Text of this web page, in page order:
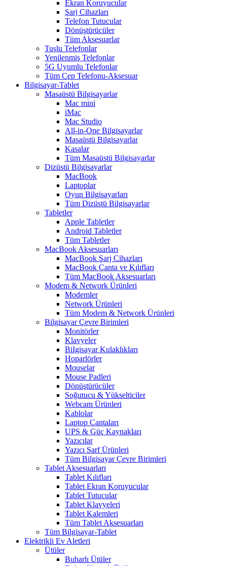
Ekran Koruyucular
Şarj Cihazları
Telefon Tutucular
Dönüştürücüler
Tüm Aksesuarlar
Tuşlu Telefonlar
Yenilenmiş Telefonlar
5G Uyumlu Telefonlar
Tüm Cep Telefonu-Aksesuar
Bilgisayar-Tablet
Masaüstü Bilgisayarlar
Mac mini
iMac
Mac Studio
All-in-One Bilgisayarlar
Masaüstü Bilgisayarlar
Kasalar
Tüm Masaüstü Bilgisayarlar
Dizüstü Bilgisayarlar
MacBook
Laptoplar
Oyun Bilgisayarları
Tüm Dizüstü Bilgisayarlar
Tabletler
Apple Tabletler
Android Tabletler
Tüm Tabletler
MacBook Aksesuarları
MacBook Şarj Cihazları
MacBook Çanta ve Kılıfları
Tüm MacBook Aksesuarları
Modem & Network Ürünleri
Modemler
Network Ürünleri
Tüm Modem & Network Ürünleri
Bilgisayar Çevre Birimleri
Monitörler
Klavyeler
BiIgisayar Kulaklıkları
Hoparlörler
Mouselar
Mouse Padleri
Dönüştürücüler
Soğutucu & Yükselticiler
Webcam Ürünleri
Kablolar
Laptop Çantaları
UPS & Güç Kaynakları
Yazıcılar
Yazıcı Sarf Ürünleri
Tüm Bilgisayar Çevre Birimleri
Tablet Aksesuarları
Tablet Kılıfları
Tablet Ekran Koruyucular
Tablet Tutucular
Tablet Klavyeleri
Tablet Kalemleri
Tüm Tablet Aksesuarları
Tüm Bilgisayar-Tablet
Elektrikli Ev Aletleri
Ütüler
Buharlı Ütüler